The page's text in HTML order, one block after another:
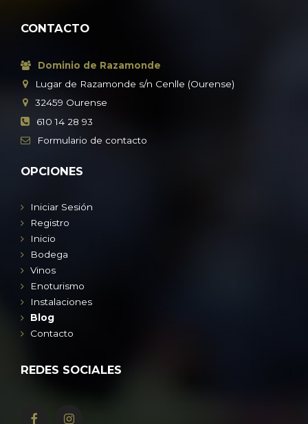
CONTACTO
Dominio de Razamonde
Lugar de Razamonde s/n Cenlle (Ourense)
32459 Ourense
610 14 28 93
Formulario de contacto
OPCIONES
Iniciar Sesión
Registro
Inicio
Bodega
Vinos
Enoturismo
Instalaciones
Blog
Contacto
REDES SOCIALES